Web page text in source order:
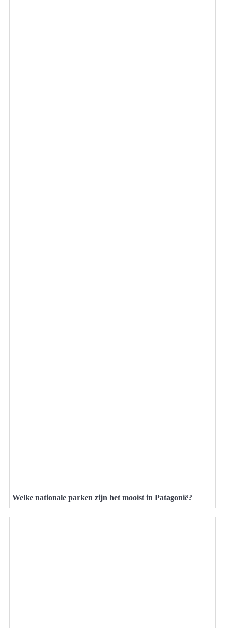
Welke nationale parken zijn het mooist in Patagonië?